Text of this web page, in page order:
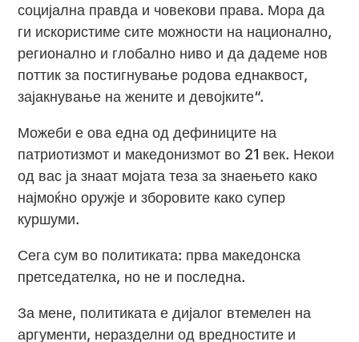
социјална правда и човекови права. Мора да
ги искористиме сите можности на национално,
регионално и глобално ниво и да дадеме нов
поттик за постигнување родова еднаквост,
зајакнување на жените и девојките“.
Можеби е ова една од дефиниците на
патриотизмот и македонизмот во 21 век. Некои
од вас ја знаат мојата теза за знаењето како
најмоќно оружје и зборовите како супер
куршуми.
Сега сум во политиката: прва македонска
претседателка, но не и последна.
За мене, политиката е дијалог втемелен на
аргументи, неразделни од вредностите и